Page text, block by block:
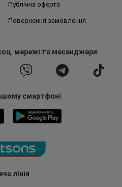
лінія
Публічна оферта
Повернення замовлення
мережі та месенджери
смартфоні